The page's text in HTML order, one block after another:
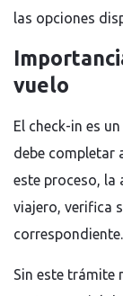
las opciones
vuelo
El check-in es
debe completar
este proceso, la
viajero, verifica
correspondiente.
Sin este trámite